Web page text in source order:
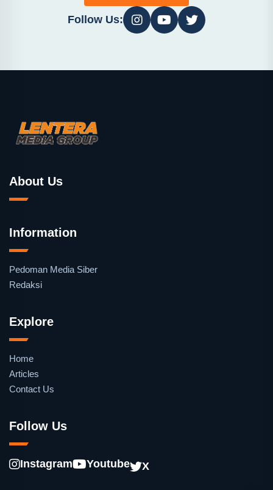
Follow Us:
About Us
Information
Pedoman Media Siber
Redaksi
Explore
Home
Articles
Contact Us
Follow Us
Instagram Youtube X